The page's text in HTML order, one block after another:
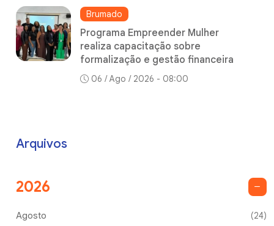
Brumado
Programa Empreender Mulher
realiza capacitação sobre
formalização e gestão financeira
06 / Ago / 2026 - 08:00
Arquivos
2026
Agosto (24)